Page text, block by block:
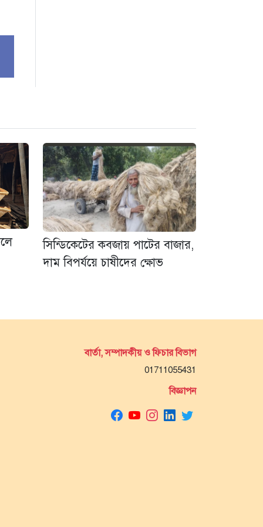
সিন্ডিকেটের কবজায় পাটের বাজার,
দাম বিপর্যয়ে চাষীদের ক্ষোভ
বার্তা, সম্পাদকীয় ও ফিচার বিভাগ
01711055431
বিজ্ঞাপন